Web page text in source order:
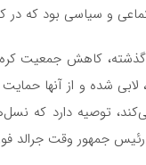
و سیاسی بود که
کاهش جمعیت کره
توصیه دارد که